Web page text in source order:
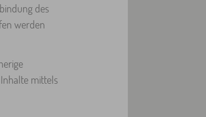
des
werden
mittels